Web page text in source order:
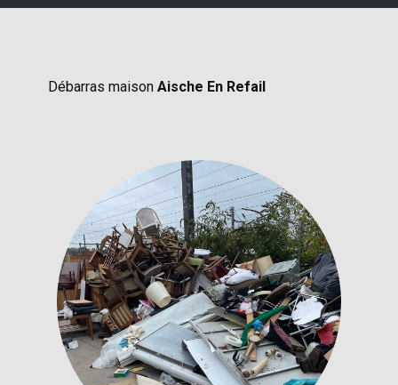
Débarras maison Aische En Refail